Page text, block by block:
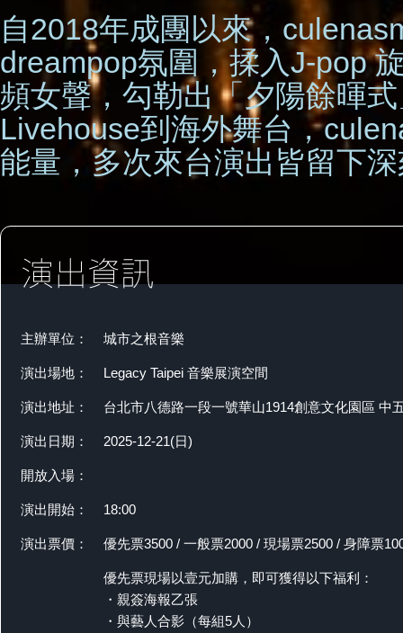
自2018年成團以來，
dreampop氛圍，揉入J-pop
頻女聲，勾勒出「夕陽餘暉
Livehouse到海外舞台，
能量，多次來台演出皆留下
主辦單位： 城市之根音樂
演出場地： Legacy Taipei 音樂展演空間
演出地址： 台北市八德路一段一號華山1914創意文化園區 中
演出日期： 2025-12-21(日)
開放入場：
演出開始： 18:00
演出票價： 優先票3500 / 一般票2000 / 現場票2500 / 身障票
優先票現場以壹元加購，即可獲得以下福利：
・親簽海報乙張
・與藝人合影（每組5人）